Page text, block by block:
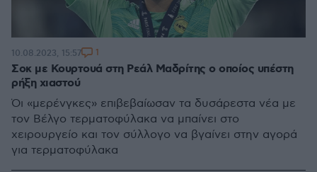
Σοκ με Κουρτουά στη Ρεάλ Μαδρίτης ο οποίος υπέστη
ρήξη χιαστού
Όι «μερένγκες» επιβεβαίωσαν τα δυσάρεστα νέα με
τον Βέλγο τερματοφύλακα να μπαίνει στο
χειρουργείο και τον σύλλογο να βγαίνει στην αγορά
για τερματοφύλακα
10.08.2023, 15:57 1